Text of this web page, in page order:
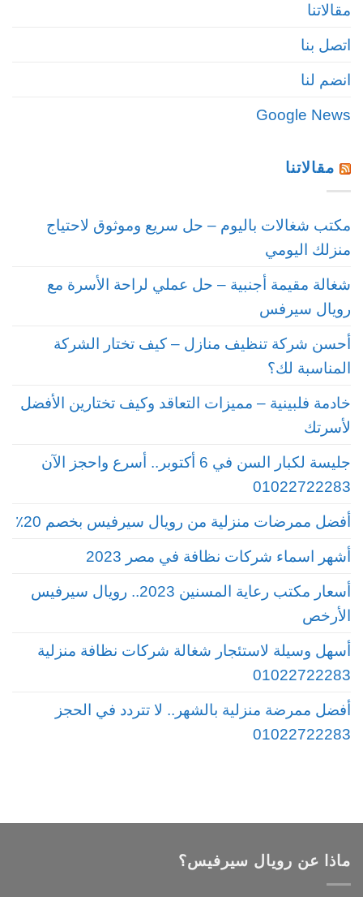
مقالاتنا
اتصل بنا
انضم لنا
Google News
مقالاتنا
مكتب شغالات باليوم – حل سريع وموثوق لاحتياج
منزلك اليومي
شغالة مقيمة أجنبية – حل عملي لراحة الأسرة مع
رويال سيرفس
أحسن شركة تنظيف منازل – كيف تختار الشركة
المناسبة لك؟
خادمة فلبينية – مميزات التعاقد وكيف تختارين الأفضل
لأسرتك
جليسة لكبار السن في 6 أكتوبر.. أسرع واحجز الآن
01022722283
أفضل ممرضات منزلية من رويال سيرفيس بخصم 20٪
أشهر اسماء شركات نظافة في مصر 2023
أسعار مكتب رعاية المسنين 2023.. رويال سيرفيس
الأرخص
أسهل وسيلة لاستئجار شغالة شركات نظافة منزلية
01022722283
أفضل ممرضة منزلية بالشهر.. لا تتردد في الحجز
01022722283
ماذا عن رويال سيرفيس؟